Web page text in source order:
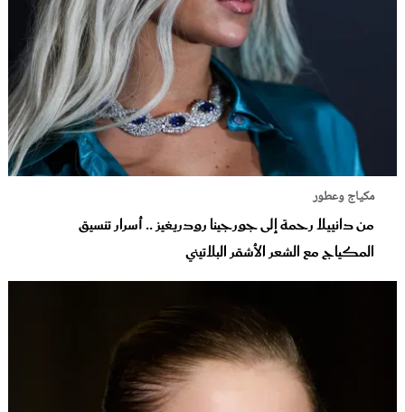
مكياج وعطور
من دانييلا رحمة إلى جورجينا رودريغيز .. أسرار تنسيق
المكياج مع الشعر الأشقر البلاتيني